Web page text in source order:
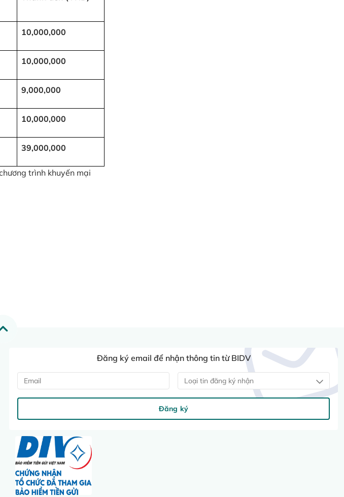
10,000,000
10,000,000
9,000,000
10,000,000
39,000,000
trình khuyến mại
Đăng ký email để nhận thông tin từ BIDV
Loại tin đăng ký nhận
Đăng ký